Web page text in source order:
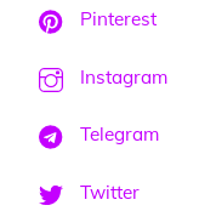
Pinterest
Instagram
Telegram
Twitter